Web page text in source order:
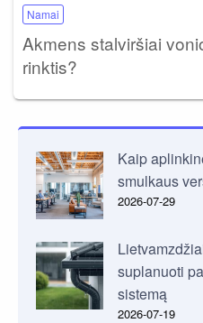
Namai
Akmens stalviršiai
rinktis?
Kaip
smulkaus
2026-07-29
suplanuoti
sistemą
2026-07-19